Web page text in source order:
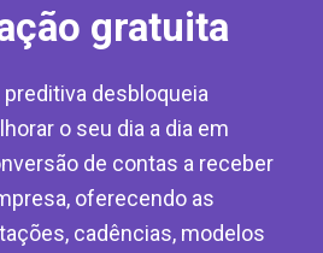
gratuita
desbloqueia
o seu dia a dia em
de contas a receber
oferecendo as
cadências, modelos